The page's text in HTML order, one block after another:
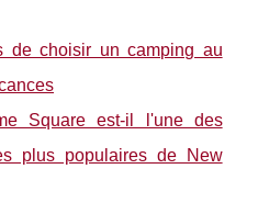
de choisir un camping au
Square est-il l'une des
plus populaires de New